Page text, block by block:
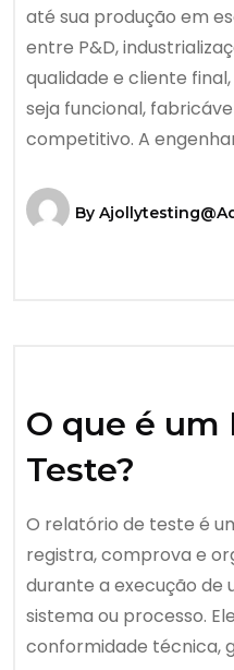
até sua produção em
entre P&D,
qualidade e cliente
seja funcional,
competitivo. A
By
O que é um
Teste?
O relatório de teste é
registra, comprova e
durante a execução de
sistema ou processo.
conformidade técnica,